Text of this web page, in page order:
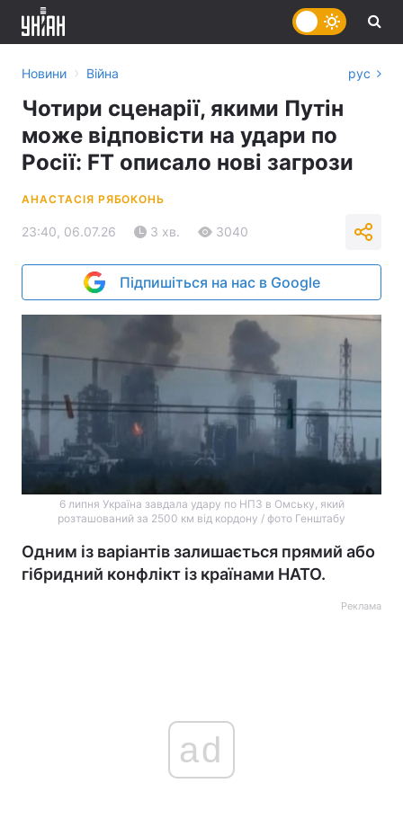
Новини › Війна рус
Чотири сценарії, якими Путін
може відповісти на удари по
Росії: FT описало нові загрози
АНАСТАСІЯ РЯБОКОНЬ
23:40, 06.07.26 3 хв. 3040
Підпишіться на нас в Google
6 липня Україна завдала удару по НПЗ в Омську, який
розташований за 2500 км від кордону / фото Генштабу
Одним із варіантів залишається прямий або
гібридний конфлікт із країнами НАТО.
Реклама
ad